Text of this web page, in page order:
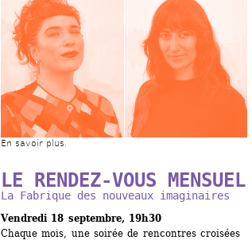
En savoir plus.
LE RENDEZ-VOUS MENSUEL
La Fabrique des nouveaux imaginaires
Vendredi 18 septembre, 19h30
Chaque mois, une soirée de rencontres croisées